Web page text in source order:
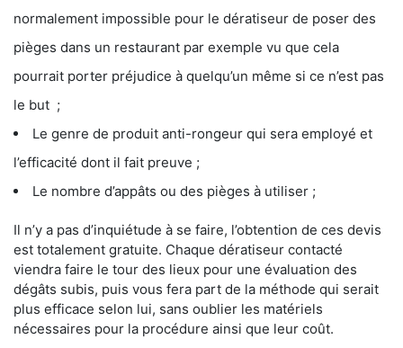
normalement impossible pour le dératiseur de poser des
pièges dans un restaurant par exemple vu que cela
pourrait porter préjudice à quelqu’un même si ce n’est pas
le but ;
Le genre de produit anti-rongeur qui sera employé et
l’efficacité dont il fait preuve ;
Le nombre d’appâts ou des pièges à utiliser ;
Il n’y a pas d’inquiétude à se faire, l’obtention de ces devis
est totalement gratuite. Chaque dératiseur contacté
viendra faire le tour des lieux pour une évaluation des
dégâts subis, puis vous fera part de la méthode qui serait
plus efficace selon lui, sans oublier les matériels
nécessaires pour la procédure ainsi que leur coût.